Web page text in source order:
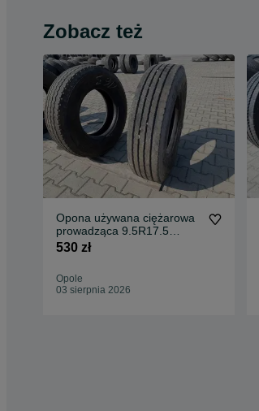
Zobacz też
Opona używana ciężarowa
prowadząca 9.5R17.5
HANKOOK SMART FLEX
530 zł
Opole
03 sierpnia 2026